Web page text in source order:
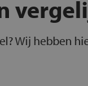
Wij hebben